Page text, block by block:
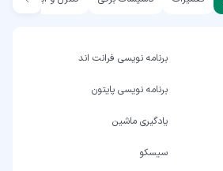
برنامه نویسی فرانت اند
برنامه نویسی پایتون
یادگیری ماشین
سیسکو